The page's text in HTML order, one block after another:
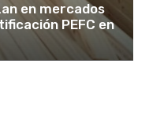
en mercados
PEFC en